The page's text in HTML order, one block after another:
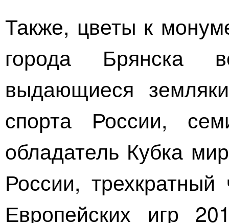
Также, цветы к
города Брянска
выдающиеся
спорта России,
обладатель Кубка
России,
Европейских игр